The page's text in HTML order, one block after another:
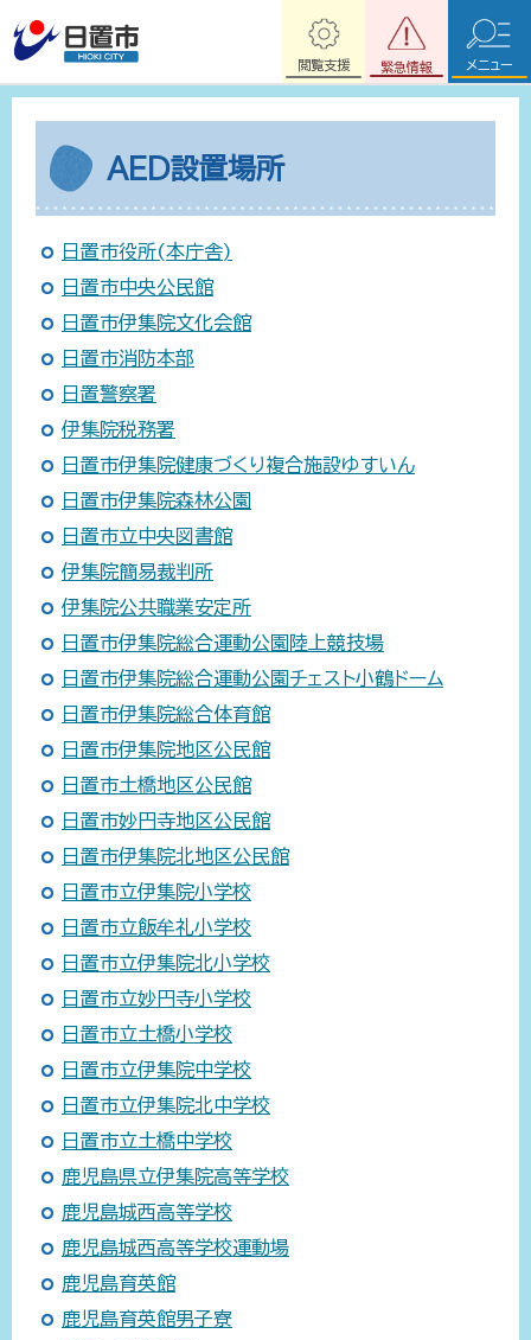
緊急情報
閲覧支援 メニュー
AED設置場所
日置市役所(本庁舎)
日置市中央公民館
日置市伊集院文化会館
日置市消防本部
日置警察署
伊集院税務署
日置市伊集院健康づくり複合施設ゆすいん
日置市伊集院森林公園
日置市立中央図書館
伊集院簡易裁判所
伊集院公共職業安定所
日置市伊集院総合運動公園陸上競技場
日置市伊集院総合運動公園チェスト小鶴ドーム
日置市伊集院総合体育館
日置市伊集院地区公民館
日置市土橋地区公民館
日置市妙円寺地区公民館
日置市伊集院北地区公民館
日置市立伊集院小学校
日置市立飯牟礼小学校
日置市立伊集院北小学校
日置市立妙円寺小学校
日置市立土橋小学校
日置市立伊集院中学校
日置市立伊集院北中学校
日置市立土橋中学校
鹿児島県立伊集院高等学校
鹿児島城西高等学校
鹿児島城西高等学校運動場
鹿児島育英館
鹿児島育英館男子寮